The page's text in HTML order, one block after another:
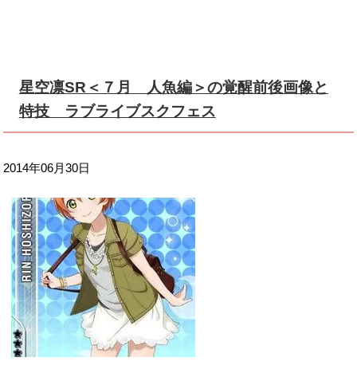
星空凛SR＜７月 人魚編＞の覚醒前後画像と
特技 ラブライブスクフェス
2014年06月30日